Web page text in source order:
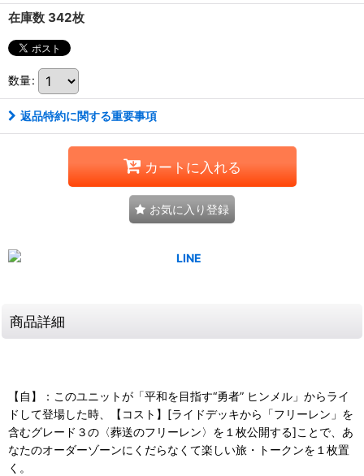
在庫数 342枚
数量:
返品特約に関する重要事項
カートに入れる
お気に入り登録
商品詳細
【自】：このユニットが「平和を目指す“勇者” ヒンメル」からライ
ドして登場した時、【コスト】[ライドデッキから「フリーレン」を
含むグレード３の〈葬送のフリーレン〉を１枚公開する]ことで、あ
なたのオーダーゾーンにくだらなくて楽しい旅・トークンを１枚置
く。